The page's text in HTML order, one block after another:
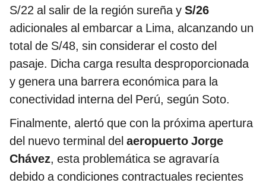
S/22 al salir de la región sureña y S/26
adicionales al embarcar a Lima, alcanzando un
total de S/48, sin considerar el costo del
pasaje. Dicha carga resulta desproporcionada
y genera una barrera económica para la
conectividad interna del Perú, según Soto.
Finalmente, alertó que con la próxima apertura
del nuevo terminal del aeropuerto Jorge
Chávez, esta problemática se agravaría
debido a condiciones contractuales recientes